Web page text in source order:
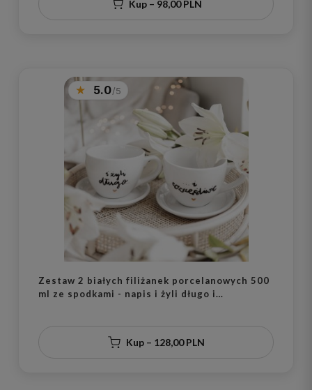
Kup – 98,00 PLN
5.0
Zestaw 2 białych filiżanek porcelanowych 500
ml ze spodkami - napis i żyli długo i
Kup – 128,00 PLN